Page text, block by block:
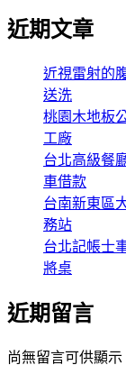
近期文章
近視雷射的
送洗
桃園木地板
工廠
台北高級餐
車借款
台南新東區
務站
台北記帳士
將桌
近期留言
尚無留言可供顯示